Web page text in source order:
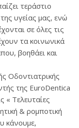
τεράστιο
υγείας μας, ενώ
σε όλες τις
τα κοινωνικά
βοηθάει και
Οδοντιατρικής
της EuroDentica
« Tελευταίες
& ρομποτική
κάνουμε,